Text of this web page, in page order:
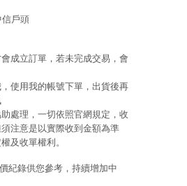
戶頭
成立訂單，若未完成交易，會
使用我的帳號下單，出貨後再
處理，一切依照官網規定，收
注意是以實際收到金額為準
及收單權利。
紀錄供您參考，持續增加中